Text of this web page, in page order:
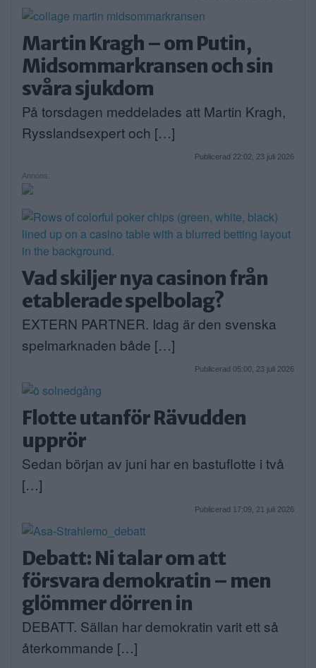
Martin Kragh – om Putin,
Midsommarkransen och sin
svåra sjukdom
På torsdagen meddelades att Martin Kragh,
Rysslandsexpert och […]
Publicerad 22:02, 23 juli 2026
Annons:
Vad skiljer nya casinon från
etablerade spelbolag?
EXTERN PARTNER. Idag är den svenska
spelmarknaden både […]
Publicerad 05:00, 23 juli 2026
Flotte utanför Rävudden
upprör
Sedan början av juni har en bastuflotte i två
[…]
Publicerad 17:09, 21 juli 2026
Debatt: Ni talar om att
försvara demokratin – men
glömmer dörren in
DEBATT. Sällan har demokratin varit ett så
återkommande […]